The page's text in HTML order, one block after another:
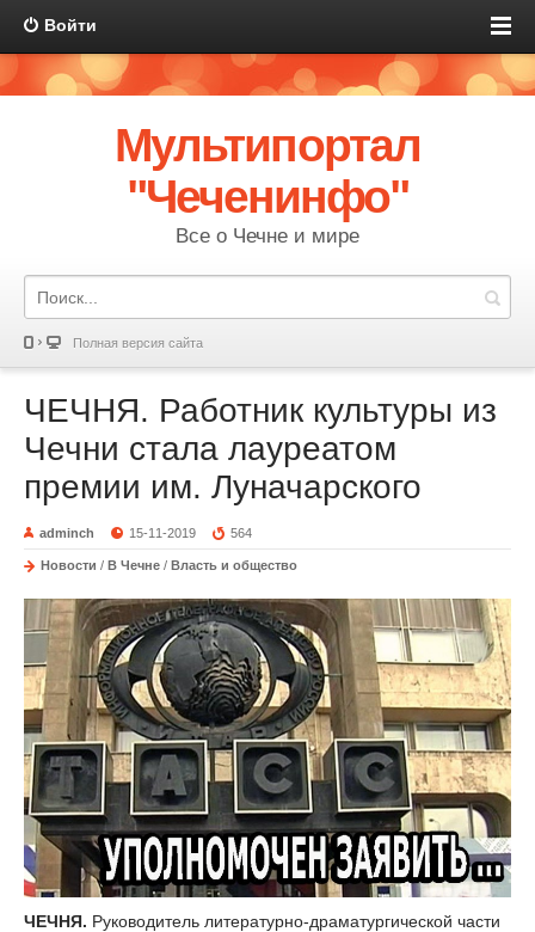
Войти
Мультипортал
"Чеченинфо"
Все о Чечне и мире
Полная версия сайта
ЧЕЧНЯ. Работник культуры из
Чечни стала лауреатом
премии им. Луначарского
adminch 15-11-2019 564
Новости / В Чечне / Власть и общество
ЧЕЧНЯ. Руководитель литературно-драматургической части